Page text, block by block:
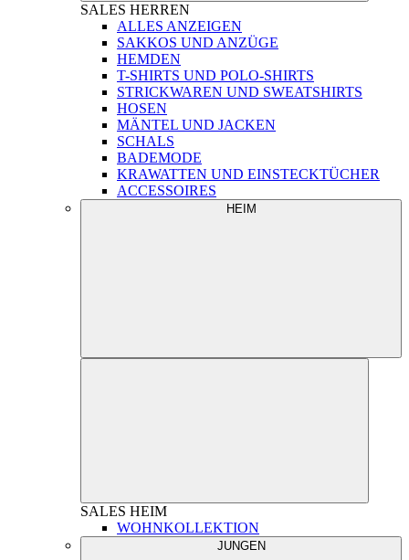
SALES HERREN
ALLES ANZEIGEN
SAKKOS UND ANZÜGE
HEMDEN
T-SHIRTS UND POLO-SHIRTS
STRICKWAREN UND SWEATSHIRTS
HOSEN
MÄNTEL UND JACKEN
SCHALS
BADEMODE
KRAWATTEN UND EINSTECKTÜCHER
ACCESSOIRES
HEIM
SALES HEIM
WOHNKOLLEKTION
JUNGEN